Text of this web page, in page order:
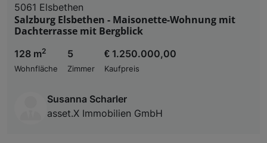
5061 Elsbethen
Salzburg Elsbethen - Maisonette-Wohnung mit
Dachterrasse mit Bergblick
128 m2
Wohnfläche
5
Zimmer
€ 1.250.000,00
Kaufpreis
Susanna Scharler
asset.X Immobilien GmbH